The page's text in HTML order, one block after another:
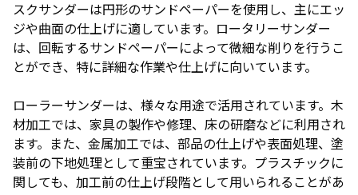
スクサンダーは円形のサンドペーパーを使用し、主にエッ
ジや曲面の仕上げに適しています。ロータリーサンダー
は、回転するサンドペーパーによって微細な削りを行うこ
とができ、特に詳細な作業や仕上げに向いています。
ローラーサンダーは、様々な用途で活用されています。木
材加工では、家具の製作や修理、床の研磨などに利用され
ます。また、金属加工では、部品の仕上げや表面処理、塗
装前の下地処理として重宝されています。プラスチックに
関しても、加工前の仕上げ段階として用いられることがあ